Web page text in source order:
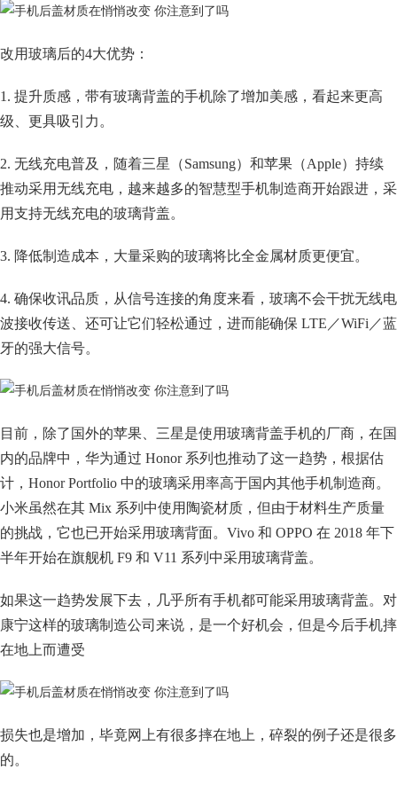
改用玻璃后的4大优势：
1. 提升质感，带有玻璃背盖的手机除了增加美感，看起来更高
级、更具吸引力。
2. 无线充电普及，随着三星（Samsung）和苹果（Apple）持续
推动采用无线充电，越来越多的智慧型手机制造商开始跟进，采
用支持无线充电的玻璃背盖。
3. 降低制造成本，大量采购的玻璃将比全金属材质更便宜。
4. 确保收讯品质，从信号连接的角度来看，玻璃不会干扰无线电
波接收传送、还可让它们轻松通过，进而能确保 LTE／WiFi／蓝
牙的强大信号。
目前，除了国外的苹果、三星是使用玻璃背盖手机的厂商，在国
内的品牌中，华为通过 Honor 系列也推动了这一趋势，根据估
计，Honor Portfolio 中的玻璃采用率高于国内其他手机制造商。
小米虽然在其 Mix 系列中使用陶瓷材质，但由于材料生产质量
的挑战，它也已开始采用玻璃背面。Vivo 和 OPPO 在 2018 年下
半年开始在旗舰机 F9 和 V11 系列中采用玻璃背盖。
如果这一趋势发展下去，几乎所有手机都可能采用玻璃背盖。对
康宁这样的玻璃制造公司来说，是一个好机会，但是今后手机摔
在地上而遭受
损失也是增加，毕竟网上有很多摔在地上，碎裂的例子还是很多
的。